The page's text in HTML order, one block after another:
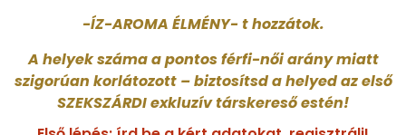
-ÍZ-AROMA ÉLMÉNY- t hozzátok.
A helyek száma a pontos férfi-női arány miatt
szigorúan korlátozott – biztosítsd a helyed az első
SZEKSZÁRDI exkluzív társkereső estén!